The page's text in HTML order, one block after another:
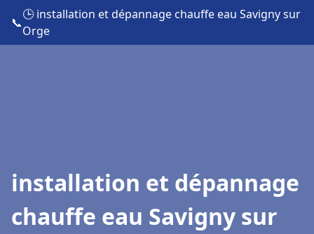
📞
🕒 installation et dépannage chauffe eau Savigny sur
Orge
installation et dépannage
chauffe eau Savigny sur